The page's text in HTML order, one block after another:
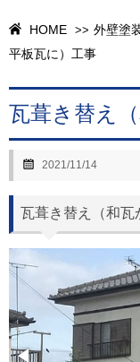
HOME >> 外壁塗
平板瓦に）工事
瓦葺き替え
2021/11/14
瓦葺き替え（和瓦